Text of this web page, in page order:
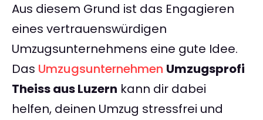
Aus diesem Grund ist das Engagieren
eines vertrauenswürdigen
Umzugsunternehmens eine gute Idee.
Das Umzugsunternehmen Umzugsprofi
Theiss aus Luzern kann dir dabei
helfen, deinen Umzug stressfrei und